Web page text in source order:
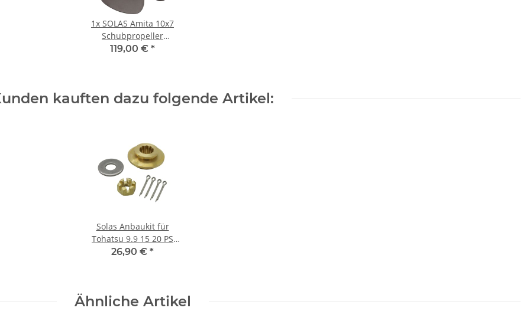
1x SOLAS Amita 10x7
Schubpropeller
Tohatsu Nissan
119,00 € *
kauften dazu folgende Artikel:
Solas Anbaukit für
Tohatsu 9.9 15 20 PS
Mutter Scheibe Splint
26,90 € *
Ähnliche Artikel